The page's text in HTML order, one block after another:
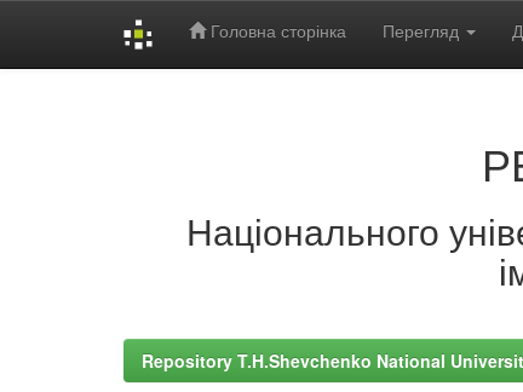
Головна сторінка Перегляд
Національного
Repository T.H.Shevchenko National